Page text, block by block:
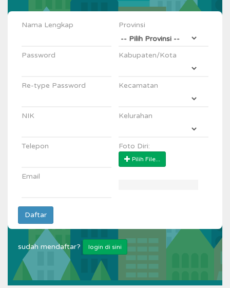
Nama Lengkap
Password
Re-type Password
NIK
Telepon
Email
Provinsi
Kabupaten/Kota
Kecamatan
Kelurahan
Foto Diri:
Pilih File...
Daftar
sudah mendaftar? login di sini